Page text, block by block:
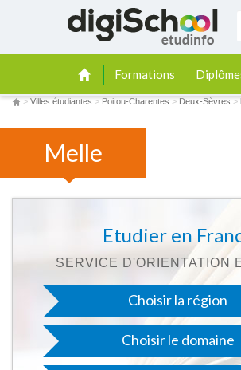
Formations
> Villes étudiantes > Poitou-Charentes > Deux-Sèvres >
Melle
Etudier en
SERVICE D'ORIENTATION
Choisir la région
Choisir le domaine